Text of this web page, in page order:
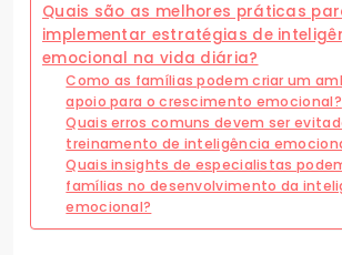
Quais são as melhores práticas
implementar estratégias de
emocional na vida diária?
Como as famílias podem criar um
apoio para o crescimento emocional?
Quais erros comuns devem ser
treinamento de inteligência
Quais insights de especialistas
famílias no desenvolvimento da
emocional?